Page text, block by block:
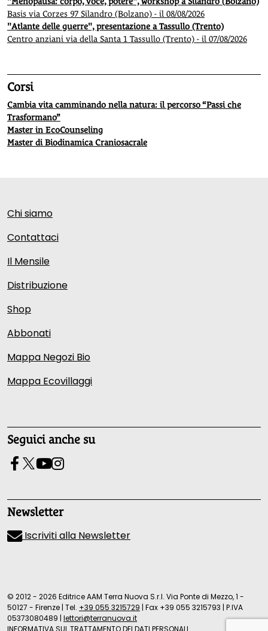
Basis via Corzes 97 Silandro (Bolzano) - il 08/08/2026
"Atlante delle guerre", presentazione a Tassullo (Trento)
Centro anziani via della Santa 1 Tassullo (Trento) - il 07/08/2026
Corsi
Cambia vita camminando nella natura: il percorso “Passi che
Trasformano”
Master in EcoCounseling
Master di Biodinamica Craniosacrale
Chi siamo
Contattaci
Il Mensile
Distribuzione
Shop
Abbonati
Mappa Negozi Bio
Mappa Ecovillaggi
Seguici anche su
Newsletter
Iscriviti alla Newsletter
© 2012 - 2026 Editrice AAM Terra Nuova S.r.l. Via Ponte di Mezzo, 1 -
50127 - Firenze | Tel. +39 055 3215729 | Fax +39 055 3215793 | P.IVA
05373080489 | lettori@terranuova.it
INFORMATIVA SUL TRATTAMENTO DEI DATI PERSONALI